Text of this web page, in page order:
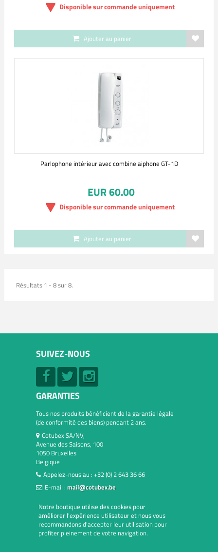
Disponible sur commande uniquement
Ajouter au panier
Parlophone intérieur avec combine aiphone GT-1D
EUR 60.00
Disponible sur commande uniquement
Ajouter au panier
Résultats 1 - 8 sur 8.
SUIVEZ-NOUS
GARANTIES
Tous nos produits bénéficient de la garantie légale
(de conformité des biens) pendant 2 ans.
Cotubex SA/NV,
Avenue des Saisons, 100
1050 Bruxelles
Belgique
Appelez-nous au : +32 (0) 2 643 36 66
E-mail : mail@cotubex.be
Notre boutique utilise des cookies pour
améliorer l’expérience utilisateur et nous vous
recommandons d’accepter leur utilisation pour
profiter pleinement de votre navigation.